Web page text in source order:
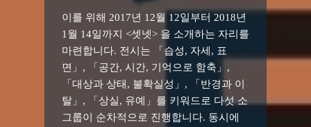
이를 위해 2017년 12월 12일부터 2018년
1월 14일까지 <셋넷> 을 소개하는 자리를
마련합니다. 전시는 「습성, 자세, 표
면」, 「공간, 시간, 기억으로 함축」,
「대상과 상태, 불확실성」, 「반경과 이
탈」, 「상실, 유예」를 키워드로 다섯 소
그룹이 순차적으로 진행합니다. 동시에